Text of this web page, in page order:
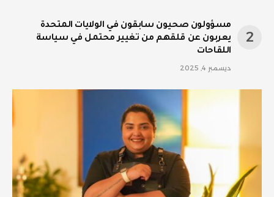
مسؤولون صحيون سابقون في الولايات المتحدة
يعربون عن قلقهم من تغيير محتمل في سياسة
اللقاحات
ديسمبر 4, 2025